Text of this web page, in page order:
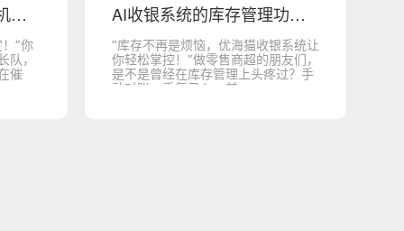
AI收银系统的客户反馈机制，让优海猫收银
”你
队，
催
AI收银系统的库存管理功能，让优海猫收银
“库存不再是烦恼，优海猫收银系统让
你轻松掌控！”做零售商超的朋友们，
是不是曾经在库存管理上头疼过？手
动对账、重复录入、甚...